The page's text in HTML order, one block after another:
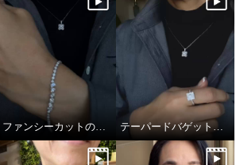
ファンシーカットの独特かつ透明感あふれる輝き テーパードバゲットのキラキラっぷり！